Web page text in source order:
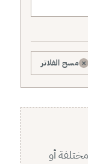
× مسح الفلاتر
أو